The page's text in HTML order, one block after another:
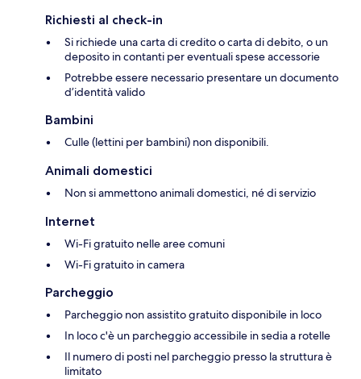
Richiesti al check-in
Si richiede una carta di credito o carta di debito, o un
deposito in contanti per eventuali spese accessorie
Potrebbe essere necessario presentare un documento
d’identità valido
Bambini
Culle (lettini per bambini) non disponibili.
Animali domestici
Non si ammettono animali domestici, né di servizio
Internet
Wi-Fi gratuito nelle aree comuni
Wi-Fi gratuito in camera
Parcheggio
Parcheggio non assistito gratuito disponibile in loco
In loco c'è un parcheggio accessibile in sedia a rotelle
Il numero di posti nel parcheggio presso la struttura è
limitato